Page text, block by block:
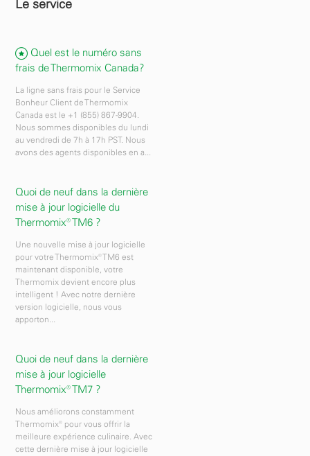
Le service
Quel est le numéro sans
frais de Thermomix Canada?
La ligne sans frais pour le Service
Bonheur Client de Thermomix
Canada est le +1 (855) 867-9904.
Nous sommes disponibles du lundi
au vendredi de 7h à 17h PST. Nous
avons des agents disponibles en a...
Quoi de neuf dans la dernière
mise à jour logicielle du
Thermomix® TM6 ?
Une nouvelle mise à jour logicielle
pour votre Thermomix® TM6 est
maintenant disponible, votre
Thermomix devient encore plus
intelligent ! Avec notre dernière
version logicielle, nous vous
apporton...
Quoi de neuf dans la dernière
mise à jour logicielle
Thermomix® TM7 ?
Nous améliorons constamment
Thermomix® pour vous offrir la
meilleure expérience culinaire. Avec
cette dernière mise à jour logicielle